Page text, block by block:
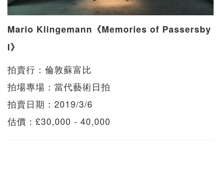
Mario Klingemann《Memories of Passersby
I》
拍賣行：倫敦蘇富比
拍場專場：當代藝術日拍
拍賣日期：2019/3/6
估價：£30,000 - 40,000